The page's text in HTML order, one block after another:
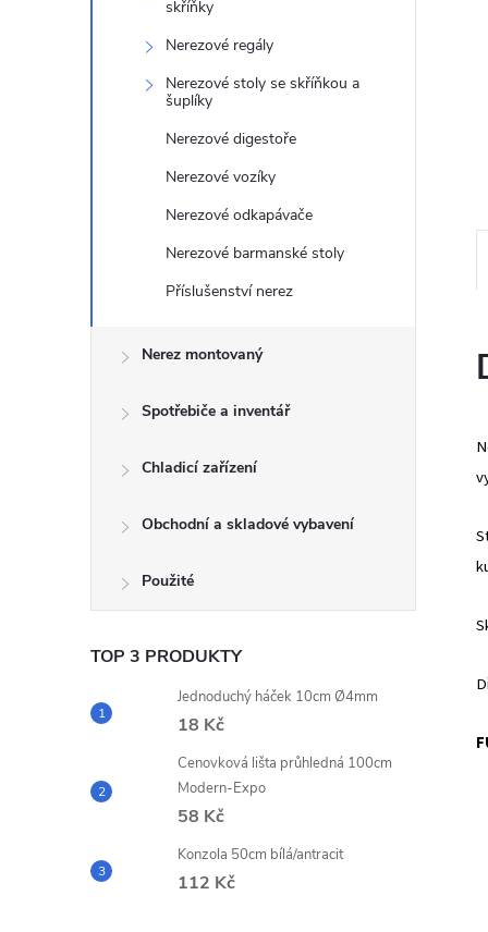
skříňky
Nerezové regály
Nerezové stoly se skříňkou a
šuplíky
Nerezové digestoře
Nerezové vozíky
Nerezové odkapávače
Nerezové barmanské stoly
Příslušenství nerez
Nerez montovaný
Spotřebiče a inventář
Chladicí zařízení
Obchodní a skladové vybavení
Použité
TOP 3 PRODUKTY
Jednoduchý háček 10cm Ø4mm
18 Kč
Cenovková lišta průhledná 100cm
Modern-Expo
58 Kč
Konzola 50cm bílá/antracit
112 Kč